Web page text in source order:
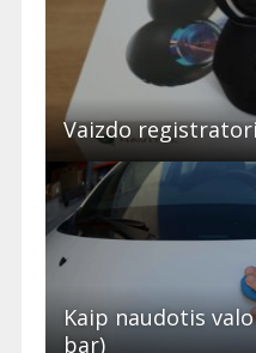
Vaizdo
Kaip naudotis
bar)